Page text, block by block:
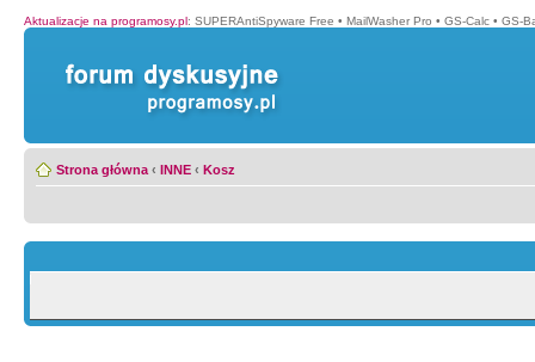
Aktualizacje na programosy.pl: SUPERAntiSpyware Free • MailWasher Pro • GS-Calc • GS-
Strona główna ‹ INNE ‹ Kosz